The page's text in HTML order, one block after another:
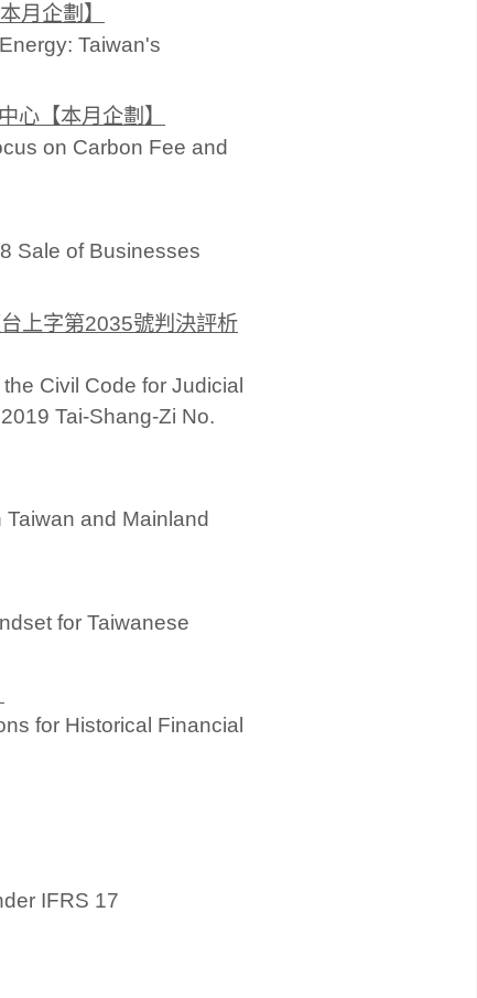
月企劃】
Taiwan's
心【本月企劃】
on Carbon Fee and
Sale of Businesses
上字第2035號判決評析
Civil Code for Judicial
Tai-Shang-Zi No.
and Mainland
for Taiwanese
for Historical Financial
IFRS 17